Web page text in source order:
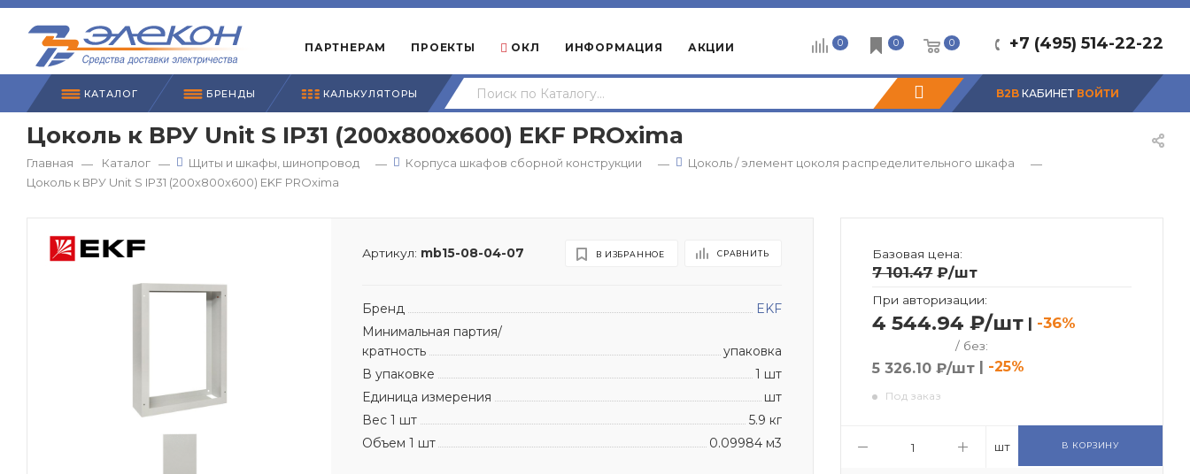
ПАРТНЕРАМ ПРОЕКТЫ ОКЛ ИНФОРМАЦИЯ АКЦИИ +7 (495) 514-22-22
0 0 0
B2B КАБИНЕТ ВОЙТИ
КАТАЛОГ БРЕНДЫ КАЛЬКУЛЯТОРЫ
Цоколь к ВРУ Unit S IP31 (200х800х600) EKF PROxima
Главная — Каталог — Щиты и шкафы, шинопровод — Корпуса шкафов сборной конструкции — Цоколь / элемент цоколя распределительного шкафа
—
Цоколь к ВРУ Unit S IP31 (200х800х600) EKF PROxima
Артикул: mb15-08-04-07 В ИЗБРАННОЕ СРАВНИТЬ
Бренд
EKF
Минимальная партия/
кратность
упаковка
В упаковке
1 шт
Единица измерения
шт
Вес 1 шт
5.9 кг
Объем 1 шт
0.09984 м3
Базовая цена:
7 101.47₽/шт
При авторизации:
4 544.94 ₽/шт | -36%
/ без:
5 326.10 ₽/шт | -25%
Под заказ
шт В КОРЗИНУ